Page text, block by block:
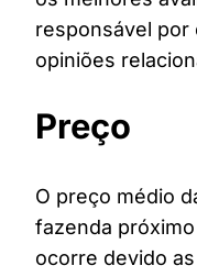
responsável por
opiniões
Preço
O preço médio
fazenda
ocorre devido